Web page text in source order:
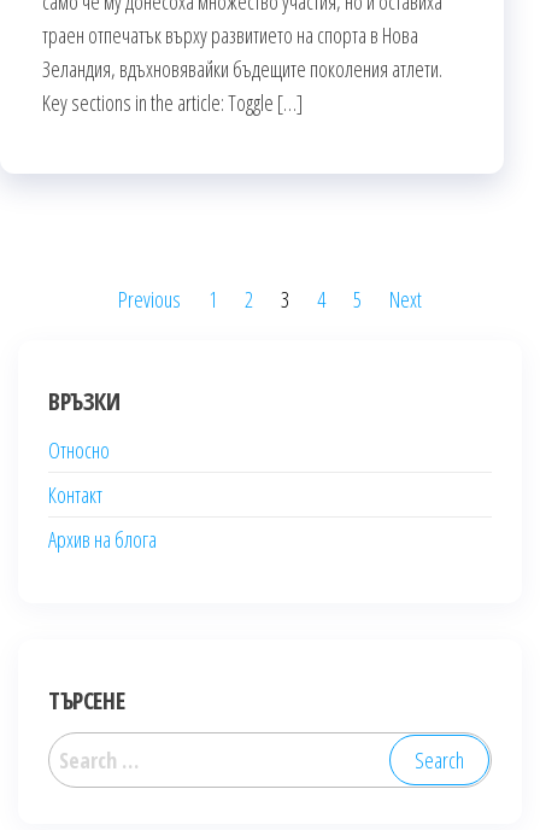
траен отпечатък върху развитието на спорта в Нова
Зеландия, вдъхновявайки бъдещите поколения атлети.
Key sections in the article: Toggle […]
Previous 1 2 3 4 5 Next
ВРЪЗКИ
Относно
Контакт
Архив на блога
ТЪРСЕНЕ
Search
for: